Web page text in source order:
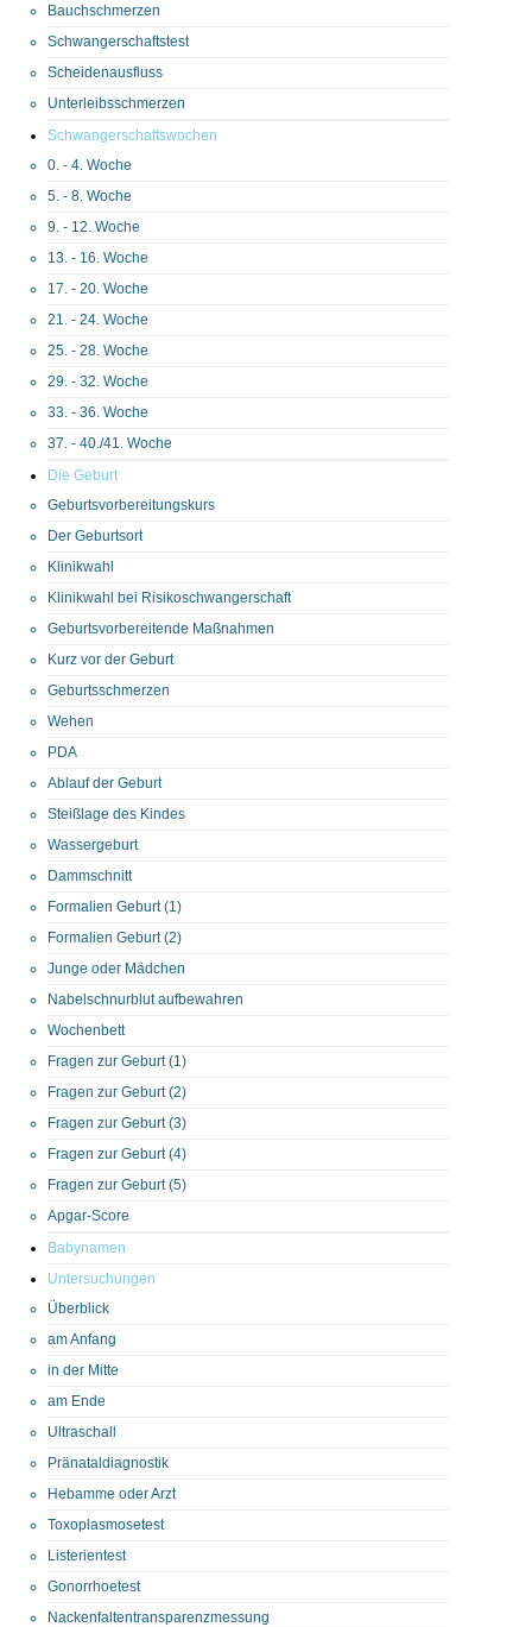
Bauchschmerzen
Schwangerschaftstest
Scheidenausfluss
Unterleibsschmerzen
Schwangerschaftswochen
0. - 4. Woche
5. - 8. Woche
9. - 12. Woche
13. - 16. Woche
17. - 20. Woche
21. - 24. Woche
25. - 28. Woche
29. - 32. Woche
33. - 36. Woche
37. - 40./41. Woche
Die Geburt
Geburtsvorbereitungskurs
Der Geburtsort
Klinikwahl
Klinikwahl bei Risikoschwangerschaft
Geburtsvorbereitende Maßnahmen
Kurz vor der Geburt
Geburtsschmerzen
Wehen
PDA
Ablauf der Geburt
Steißlage des Kindes
Wassergeburt
Dammschnitt
Formalien Geburt (1)
Formalien Geburt (2)
Junge oder Mädchen
Nabelschnurblut aufbewahren
Wochenbett
Fragen zur Geburt (1)
Fragen zur Geburt (2)
Fragen zur Geburt (3)
Fragen zur Geburt (4)
Fragen zur Geburt (5)
Apgar-Score
Babynamen
Untersuchungen
Überblick
am Anfang
in der Mitte
am Ende
Ultraschall
Pränataldiagnostik
Hebamme oder Arzt
Toxoplasmosetest
Listerientest
Gonorrhoetest
Nackenfaltentransparenzmessung